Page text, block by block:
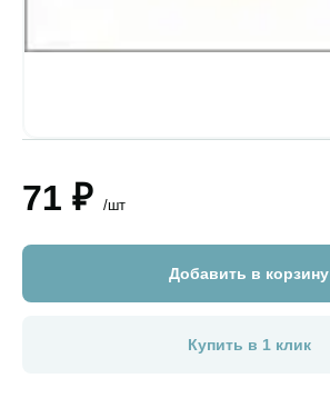
71 ₽ /шт
Добавить в корзину
Купить в 1 клик